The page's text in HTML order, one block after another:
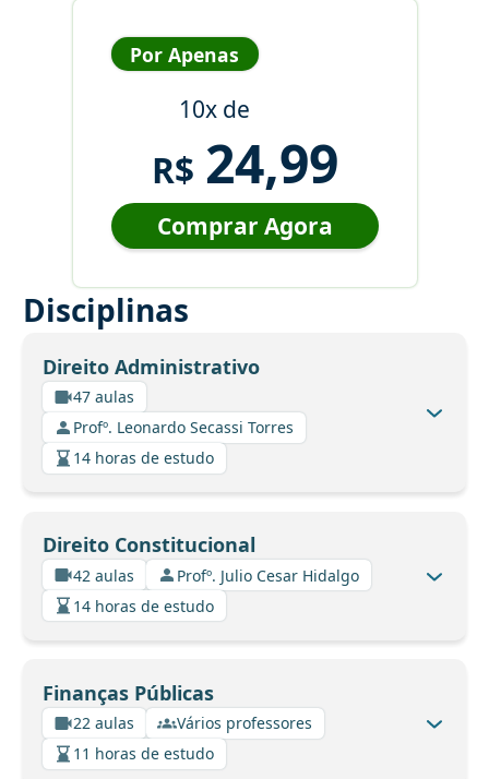
Por Apenas
10x de
R$ 24,99
Comprar Agora
Disciplinas
Direito Administrativo
47 aulas
Profº. Leonardo Secassi Torres
14 horas de estudo
Direito Constitucional
42 aulas
Profº. Julio Cesar Hidalgo
14 horas de estudo
Finanças Públicas
22 aulas
Vários professores
11 horas de estudo